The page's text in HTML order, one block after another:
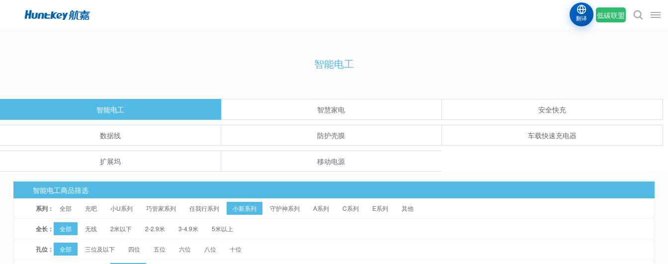
低碳联盟
翻译
智能电工
智能电工 智慧家电 安全快充
数据线 防护壳膜 车载快速充电器
扩展坞 移动电源
智能电工商品筛选
系列： 全部 充吧 小U系列 巧管家系列 任我行系列 小新系列 守护神系列 A系列 C系列 E系列 其他
全长： 全部 无线 2米以下 2-2.9米 3-4.9米 5米以上
孔位： 全部 三位及以下 四位 五位 六位 八位 十位